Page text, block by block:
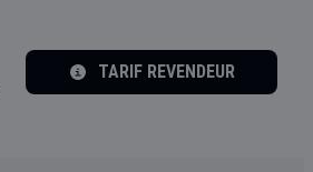
TARIF REVENDEUR